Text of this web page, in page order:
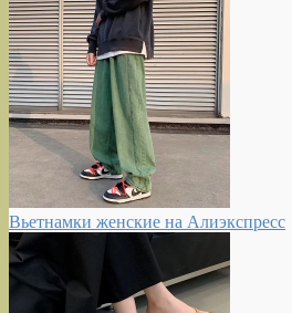
Вьетнамки женские на Алиэкспресс